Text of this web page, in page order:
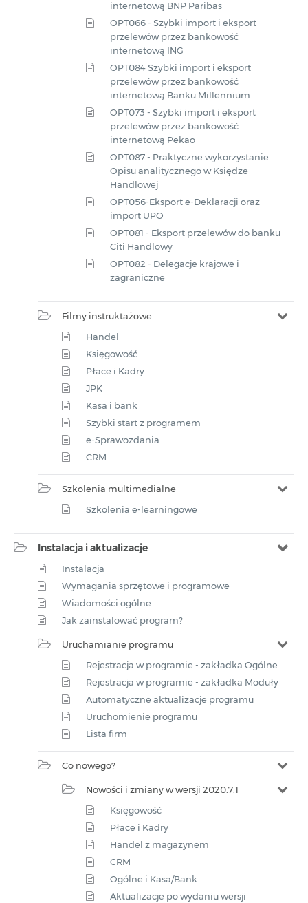
internetową BNP Paribas
OPT066 - Szybki import i eksport
przelewów przez bankowość
internetową ING
OPT084 Szybki import i eksport
przelewów przez bankowość
internetową Banku Millennium
OPT073 - Szybki import i eksport
przelewów przez bankowość
internetową Pekao
OPT087 - Praktyczne wykorzystanie
Opisu analitycznego w Księdze
Handlowej
OPT056-Eksport e-Deklaracji oraz
import UPO
OPT081 - Eksport przelewów do banku
Citi Handlowy
OPT082 - Delegacje krajowe i
zagraniczne
Filmy instruktażowe
Handel
Księgowość
Płace i Kadry
JPK
Kasa i bank
Szybki start z programem
e-Sprawozdania
CRM
Szkolenia multimedialne
Szkolenia e-learningowe
Instalacja i aktualizacje
Instalacja
Wymagania sprzętowe i programowe
Wiadomości ogólne
Jak zainstalować program?
Uruchamianie programu
Rejestracja w programie - zakładka Ogólne
Rejestracja w programie - zakładka Moduły
Automatyczne aktualizacje programu
Uruchomienie programu
Lista firm
Co nowego?
Nowości i zmiany w wersji 2020.7.1
Księgowość
Płace i Kadry
Handel z magazynem
CRM
Ogólne i Kasa/Bank
Aktualizacje po wydaniu wersji